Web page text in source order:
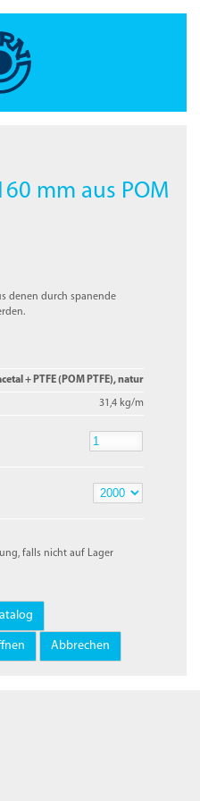
mm aus POM
denen durch spanende
+ PTFE (POM PTFE), natur
31,4 kg/m
falls nicht auf Lager